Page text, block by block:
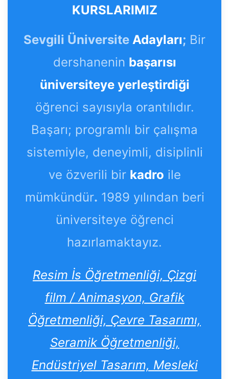
KURSLARIMIZ
Sevgili Üniversite Adayları; Bir
dershanenin başarısı
üniversiteye yerleştirdiği
öğrenci sayısıyla orantılıdır.
Başarı; programlı bir çalışma
sistemiyle, deneyimli, disiplinli
ve özverili bir kadro ile
mümkündür. 1989 yılından beri
üniversiteye öğrenci
hazırlamaktayız.
Resim İs Öğretmenliği, Çizgi
film / Animasyon, Grafik
Öğretmenliği, Çevre Tasarımı,
Seramik Öğretmenliği,
Endüstriyel Tasarım, Mesleki